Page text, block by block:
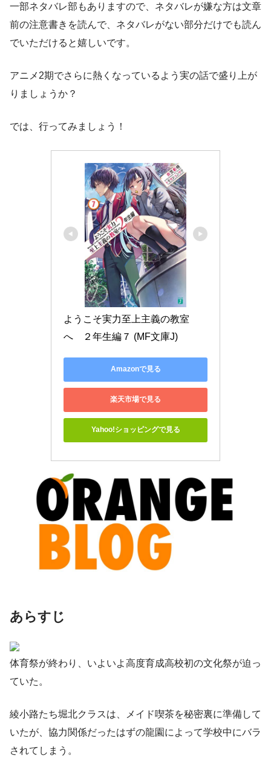
一部ネタバレ部もありますので、ネタバレが嫌な方は文章
前の注意書きを読んで、ネタバレがない部分だけでも読ん
でいただけると嬉しいです。
アニメ2期でさらに熱くなっているよう実の話で盛り上が
りましょうか？
では、行ってみましょう！
ようこそ実力至上主義の教室
へ　２年生編７ (MF文庫J)
Amazonで見る
楽天市場で見る
Yahoo!ショッピングで見る
あらすじ
体育祭が終わり、いよいよ高度育成高校初の文化祭が迫っ
ていた。
綾小路たち堀北クラスは、メイド喫茶を秘密裏に準備して
いたが、協力関係だったはずの龍園によって学校中にバラ
されてしまう。